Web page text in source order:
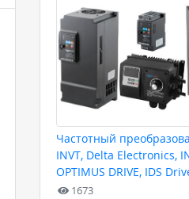
Частотный
INVT, Delta Electronics,
OPTIMUS DRIVE, IDS
HYUNDAI для любых
1673